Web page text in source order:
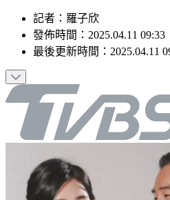
記者：羅子欣
發佈時間：2025.04.11 09:33